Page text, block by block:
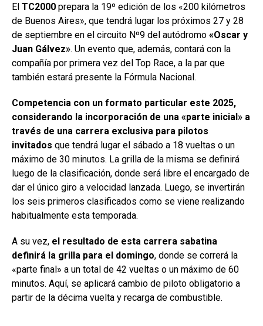
El TC2000 prepara la 19º edición de los «200 kilómetros
de Buenos Aires», que tendrá lugar los próximos 27 y 28
de septiembre en el circuito Nº9 del autódromo «Oscar y
Juan Gálvez». Un evento que, además, contará con la
compañía por primera vez del Top Race, a la par que
también estará presente la Fórmula Nacional.
Competencia con un formato particular este 2025,
considerando la incorporación de una «parte inicial» a
través de una carrera exclusiva para pilotos
invitados que tendrá lugar el sábado a 18 vueltas o un
máximo de 30 minutos. La grilla de la misma se definirá
luego de la clasificación, donde será libre el encargado de
dar el único giro a velocidad lanzada. Luego, se invertirán
los seis primeros clasificados como se viene realizando
habitualmente esta temporada.
A su vez, el resultado de esta carrera sabatina
definirá la grilla para el domingo, donde se correrá la
«parte final» a un total de 42 vueltas o un máximo de 60
minutos. Aquí, se aplicará cambio de piloto obligatorio a
partir de la décima vuelta y recarga de combustible.